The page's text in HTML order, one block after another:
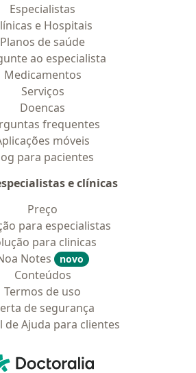
Especialistas
e Hospitais
Planos de saúde
ao especialista
Medicamentos
Serviços
Doencas
frequentes
móveis
para pacientes
e clínicas
Preço
para especialistas
para clinicas
Notes
novo
Conteúdos
Termos de uso
de segurança
de Ajuda para clientes
Doctoralia - Homepage